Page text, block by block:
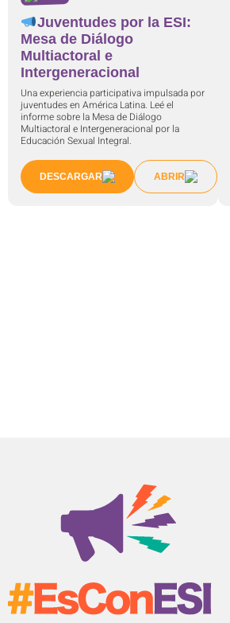
Juventudes por la ESI:
Mesa de Diálogo
Multiactoral e
Intergeneracional
Una experiencia participativa impulsada por
juventudes en América Latina. Leé el
informe sobre la Mesa de Diálogo
Multiactoral e Intergeneracional por la
Educación Sexual Integral.
DESCARGAR ABRIR